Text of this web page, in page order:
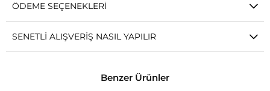
ÖDEME SEÇENEKLERI
SENETLI ALIŞVERIŞ NASIL YAPILIR
Benzer Ürünler